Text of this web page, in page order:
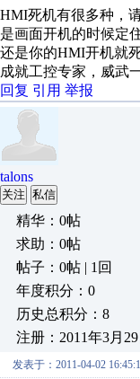
HMI死机有很多种，
是画面开机的时候定
还是你的HMI开机就
成就工控专家，威武
回复 引用 举报
talons
关注 私信
精华：0帖
求助：0帖
帖子：0帖 | 1回
年度积分：0
历史总积分：8
注册：2011年3月29
发表于：2011-04-02